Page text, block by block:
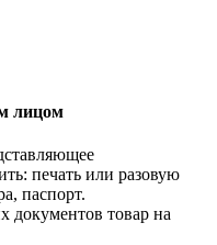
лицом
печать или разовую
паспорт.
документов товар на